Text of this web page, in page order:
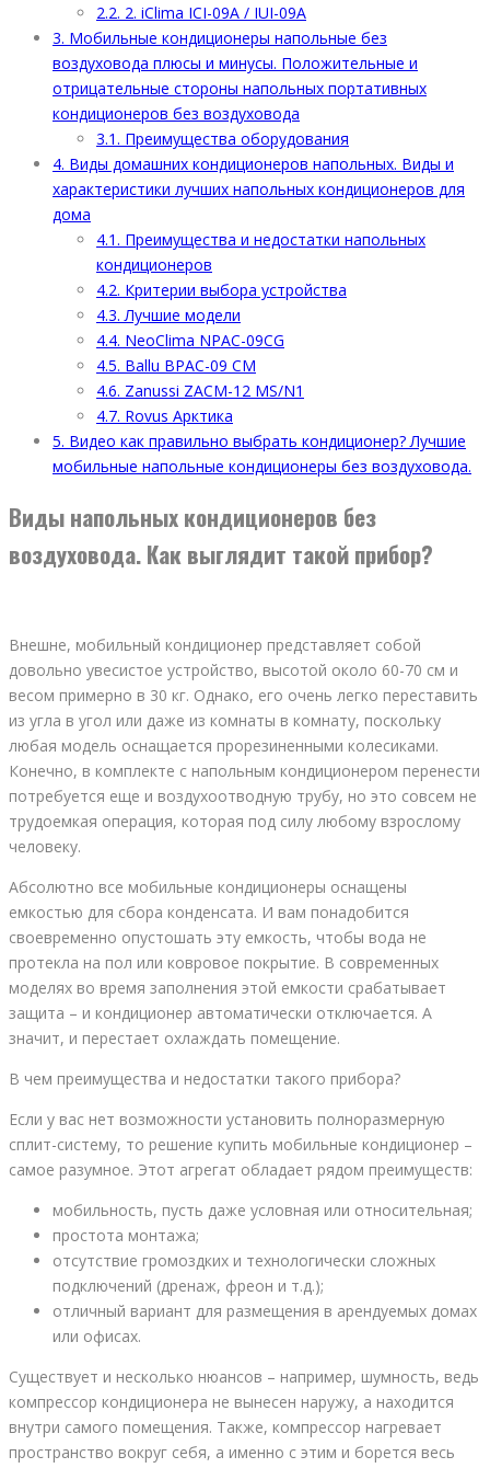
2.2. 2. iClima ICI-09A / IUI-09A
3. Мобильные кондиционеры напольные без
воздуховода плюсы и минусы. Положительные и
отрицательные стороны напольных портативных
кондиционеров без воздуховода
3.1. Преимущества оборудования
4. Виды домашних кондиционеров напольных. Виды и
характеристики лучших напольных кондиционеров для
дома
4.1. Преимущества и недостатки напольных
кондиционеров
4.2. Критерии выбора устройства
4.3. Лучшие модели
4.4. NeoClima NPAC-09CG
4.5. Ballu BPAC-09 CM
4.6. Zanussi ZACM-12 MS/N1
4.7. Rovus Арктика
5. Видео как правильно выбрать кондиционер? Лучшие
мобильные напольные кондиционеры без воздуховода.
Виды напольных кондиционеров без
воздуховода. Как выглядит такой прибор?
Внешне, мобильный кондиционер представляет собой
довольно увесистое устройство, высотой около 60-70 см и
весом примерно в 30 кг. Однако, его очень легко переставить
из угла в угол или даже из комнаты в комнату, поскольку
любая модель оснащается прорезиненными колесиками.
Конечно, в комплекте с напольным кондиционером перенести
потребуется еще и воздухоотводную трубу, но это совсем не
трудоемкая операция, которая под силу любому взрослому
человеку.
Абсолютно все мобильные кондиционеры оснащены
емкостью для сбора конденсата. И вам понадобится
своевременно опустошать эту емкость, чтобы вода не
протекла на пол или ковровое покрытие. В современных
моделях во время заполнения этой емкости срабатывает
защита – и кондиционер автоматически отключается. А
значит, и перестает охлаждать помещение.
В чем преимущества и недостатки такого прибора?
Если у вас нет возможности установить полноразмерную
сплит-систему, то решение купить мобильные кондиционер –
самое разумное. Этот агрегат обладает рядом преимуществ:
мобильность, пусть даже условная или относительная;
простота монтажа;
отсутствие громоздких и технологически сложных
подключений (дренаж, фреон и т.д.);
отличный вариант для размещения в арендуемых домах
или офисах.
Существует и несколько нюансов – например, шумность, ведь
компрессор кондиционера не вынесен наружу, а находится
внутри самого помещения. Также, компрессор нагревает
пространство вокруг себя, а именно с этим и борется весь